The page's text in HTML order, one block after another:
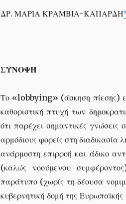
ΔΡ. ΜΑΡΙΑ ΚΡΑΜΒΙΑ-ΚΑΠΑΡΔΗ
ΣΥΝΟΨΗ
Το «lobbying» (άσκηση πίεσης)
καθοριστική πτυχή των
ότι παρέχει σημαντικές
αρμόδιους φορείς στη
ανάρμοστη επιρροή και άδικο
(καλώς νοούμενου
παράτυπο (χωρίς τη δέουσα
κυβερνητική δομή της